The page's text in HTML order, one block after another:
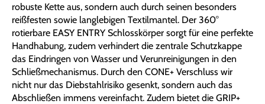
robuste Kette aus, sondern auch durch seinen besonders
reißfesten sowie langlebigen Textilmantel. Der 360°
rotierbare EASY ENTRY Schlosskörper sorgt für eine perfekte
Handhabung, zudem verhindert die zentrale Schutzkappe
das Eindringen von Wasser und Verunreinigungen in den
Schließmechanismus. Durch den CONE+ Verschluss wir
nicht nur das Diebstahlrisiko gesenkt, sondern auch das
Abschließen immens vereinfacht. Zudem bietet die GRIP+